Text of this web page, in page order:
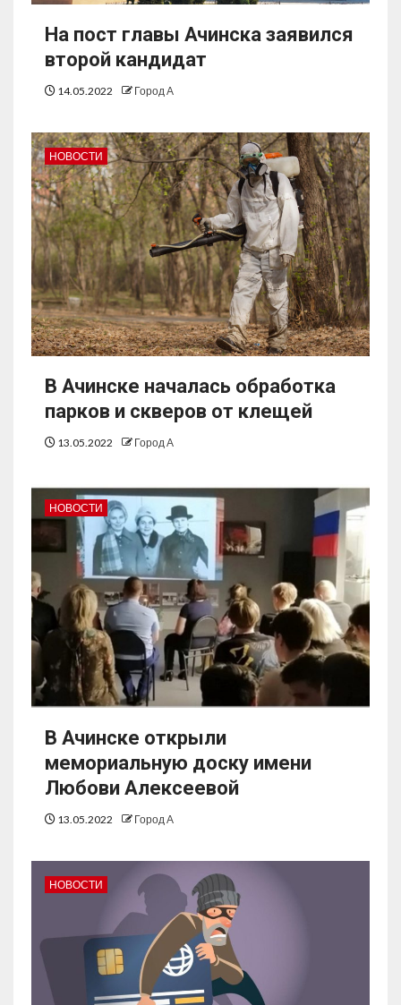
На пост главы Ачинска заявился
второй кандидат
14.05.2022 Город А
НОВОСТИ
В Ачинске началась обработка
парков и скверов от клещей
13.05.2022 Город А
НОВОСТИ
В Ачинске открыли
мемориальную доску имени
Любови Алексеевой
13.05.2022 Город А
НОВОСТИ